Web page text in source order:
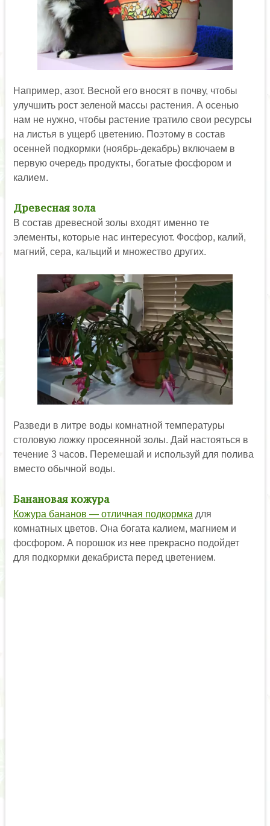
Например, азот. Весной его вносят в почву, чтобы
улучшить рост зеленой массы растения. А осенью
нам не нужно, чтобы растение тратило свои ресурсы
на листья в ущерб цветению. Поэтому в состав
осенней подкормки (ноябрь-декабрь) включаем в
первую очередь продукты, богатые фосфором и
калием.
Древесная зола
В состав древесной золы входят именно те
элементы, которые нас интересуют. Фосфор, калий,
магний, сера, кальций и множество других.
Разведи в литре воды комнатной температуры
столовую ложку просеянной золы. Дай настояться в
течение 3 часов. Перемешай и используй для полива
вместо обычной воды.
Банановая кожура
Кожура бананов — отличная подкормка для
комнатных цветов. Она богата калием, магнием и
фосфором. А порошок из нее прекрасно подойдет
для подкормки декабриста перед цветением.